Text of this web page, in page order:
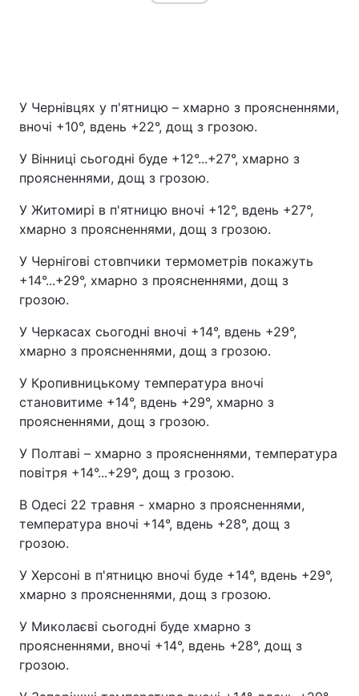
У Чернівцях у п'ятницю – хмарно з проясненнями,
вночі +10°, вдень +22°, дощ з грозою.
У Вінниці сьогодні буде +12°...+27°, хмарно з
проясненнями, дощ з грозою.
У Житомирі в п'ятницю вночі +12°, вдень +27°,
хмарно з проясненнями, дощ з грозою.
У Чернігові стовпчики термометрів покажуть
+14°...+29°, хмарно з проясненнями, дощ з
грозою.
У Черкасах сьогодні вночі +14°, вдень +29°,
хмарно з проясненнями, дощ з грозою.
У Кропивницькому температура вночі
становитиме +14°, вдень +29°, хмарно з
проясненнями, дощ з грозою.
У Полтаві – хмарно з проясненнями, температура
повітря +14°...+29°, дощ з грозою.
В Одесі 22 травня - хмарно з проясненнями,
температура вночі +14°, вдень +28°, дощ з
грозою.
У Херсоні в п'ятницю вночі буде +14°, вдень +29°,
хмарно з проясненнями, дощ з грозою.
У Миколаєві сьогодні буде хмарно з
проясненнями, вночі +14°, вдень +28°, дощ з
грозою.